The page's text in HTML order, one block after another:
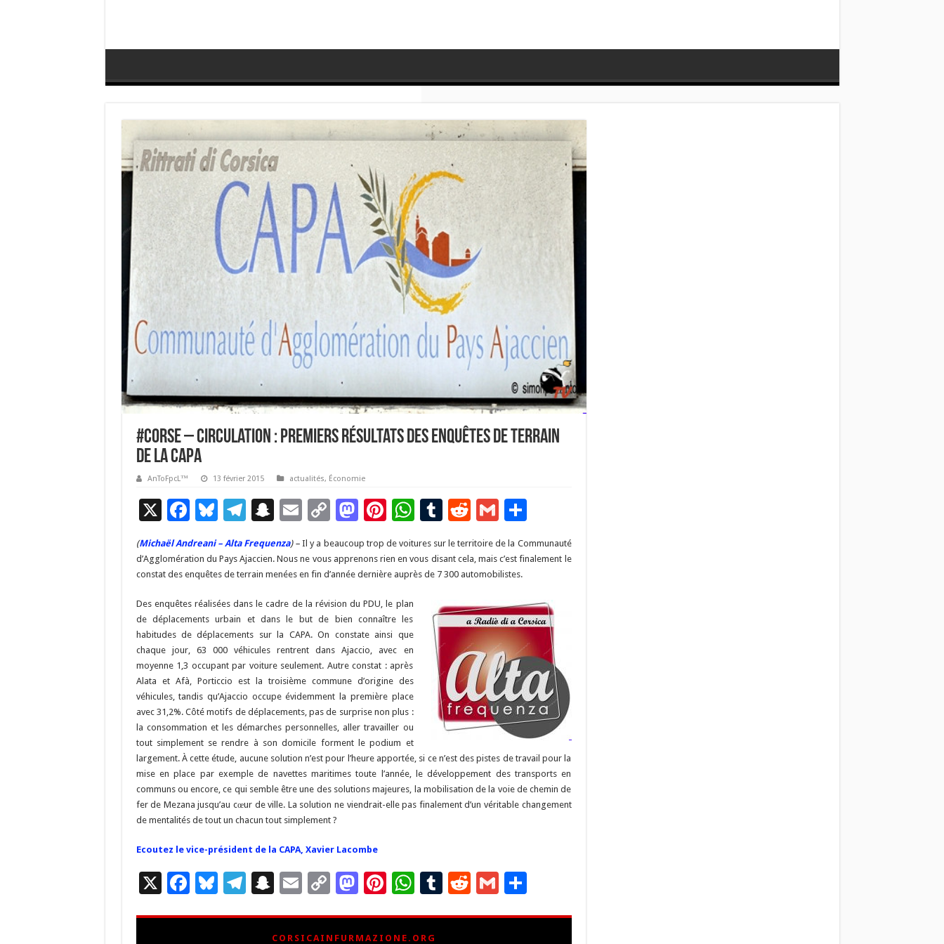
#Corse – Circulation : premiers résultats des enquêtes de terrain
de la CAPA
AnToFpcL™ 13 février 2015 actualités, Économie
X F
ac
e
b
o
o
k
Bl
u
es
ky
T
el
e
gr
a
m
S
a
p
c
h
at
E
m
ai
l
C
p
y
Li
n
k
M
to
d
o
n
Pi
nt
er
es
t
W
at
sA
T
u
m
bl
r
R
e
d
di
t
G
m
ai
l
P
ta
er
(Michaël Andreani – Alta Frequenza) –Il y a beaucoup trop de voitures sur le territoire de la Communauté
d’Agglomération du Pays Ajaccien. Nous ne vous apprenons rien en vous disant cela, mais c’est finalement le
constat des enquêtes de terrain menées en fin d’année dernière auprès de 7 300 automobilistes.
Des enquêtes réalisées dans le cadre de la révision du PDU, le plan
de déplacements urbain et dans le but de bien connaître les
habitudes de déplacements sur la CAPA. On constate ainsi que
chaque jour, 63 000 véhicules rentrent dans Ajaccio, avec en
moyenne 1,3 occupant par voiture seulement. Autre constat : après
Alata et Afà, Porticcio est la troisième commune d’origine des
véhicules, tandis qu’Ajaccio occupe évidemment la première place
avec 31,2%. Côté motifs de déplacements, pas de surprise non plus :
la consommation et les démarches personnelles, aller travailler ou
tout simplement se rendre à son domicile forment le podium et
largement. À cette étude, aucune solution n’est pour l’heure apportée, si ce n’est des pistes de travail pour la
mise en place par exemple de navettes maritimes toute l’année, le développement des transports en
communs ou encore, ce qui semble être une des solutions majeures, la mobilisation de la voie de chemin de
fer de Mezana jusqu’au cœur de ville. La solution ne viendrait-elle pas finalement d’un véritable changement
de mentalités de tout un chacun tout simplement ?
Ecoutez le vice-président de la CAPA, Xavier Lacombe
X F
Bl T S
a
E
ai
C
p
M
to
Pi
er
W
at
T R G P
CORSICAINFURMAZIONE.ORG